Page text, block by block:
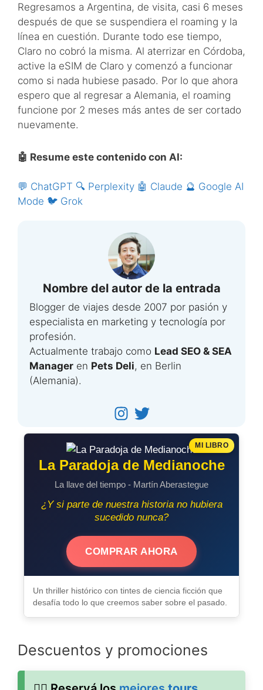
Regresamos a Argentina, de visita, casi 6 meses
después de que se suspendiera el roaming y la
línea en cuestión. Durante todo ese tiempo,
Claro no cobró la misma. Al aterrizar en Córdoba,
active la eSIM de Claro y comenzó a funcionar
como si nada hubiese pasado. Por lo que ahora
espero que al regresar a Alemania, el roaming
funcione por 2 meses más antes de ser cortado
nuevamente.
🤖 Resume este contenido con AI:
💬 ChatGPT 🔍 Perplexity 🤖 Claude 🔮 Google AI
Mode 🐦 Grok
Nombre del autor de la entrada
Blogger de viajes desde 2007 por pasión y
especialista en marketing y tecnología por
profesión.
Actualmente trabajo como Lead SEO & SEA
Manager en Pets Deli, en Berlin
(Alemania).
MI LIBRO
La Paradoja de Medianoche
La llave del tiempo - Martín Aberastegue
¿Y si parte de nuestra historia no hubiera
sucedido nunca?
COMPRAR AHORA
Un thriller histórico con tintes de ciencia ficción que
desafía todo lo que creemos saber sobre el pasado.
Descuentos y promociones